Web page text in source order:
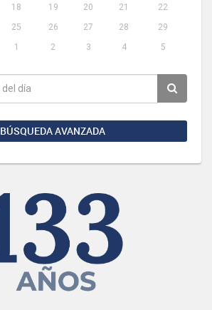
18 19 20 21
22
25 26 27 28
29
1 2 3 4 5
BÚSQUEDA AVANZADA